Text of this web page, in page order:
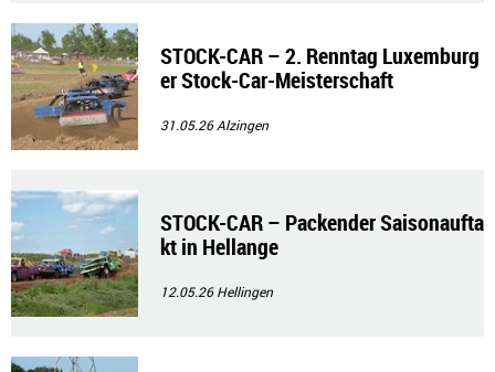
STOCK-CAR – 2. Renntag Luxemburg
er Stock-Car-Meisterschaft
31.05.26Alzingen
STOCK-CAR – Packender Saisonaufta
kt in Hellange
12.05.26Hellingen